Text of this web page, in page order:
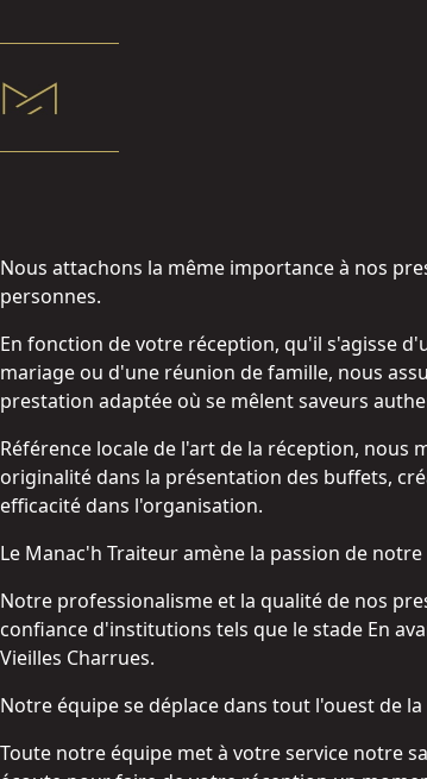
Nous attachons la même importance à nos
personnes.
En fonction de votre réception, qu'il s'agisse
mariage ou d'une réunion de famille, nous
prestation adaptée où se mêlent saveurs
Référence locale de l'art de la réception, nous
originalité dans la présentation des buffets,
efficacité dans l'organisation.
Le Manac'h Traiteur amène la passion de
Notre professionalisme et la qualité de nos
confiance d'institutions tels que le stade En
Vieilles Charrues.
Notre équipe se déplace dans tout l'ouest de la
Toute notre équipe met à votre service notre